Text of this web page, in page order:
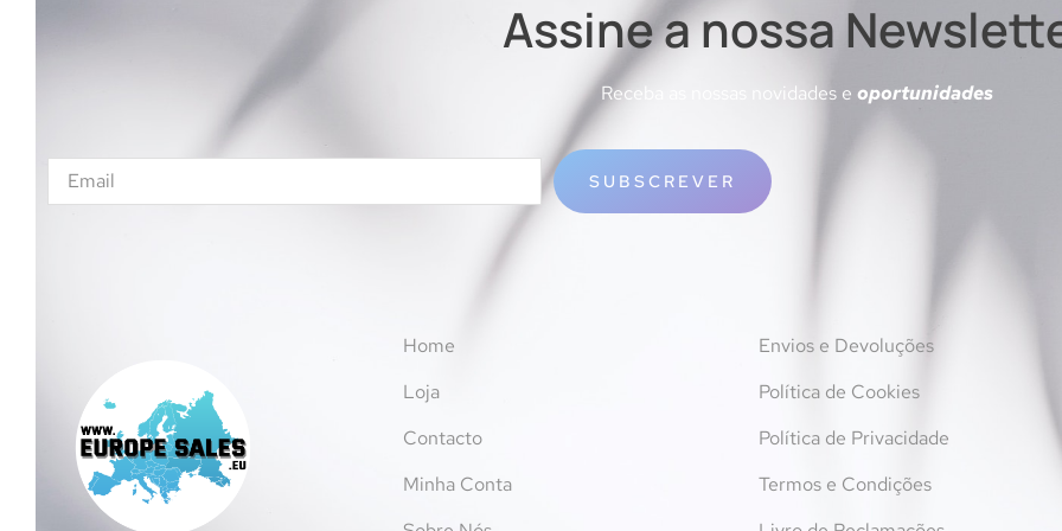
Assine a nossa
Receba as nossas novidades e oportunidades
SUBSCREVER
Home
Loja
Contacto
Minha Conta
Envios e Devoluções
Política de Cookies
Política de Privacidade
Termos e Condições